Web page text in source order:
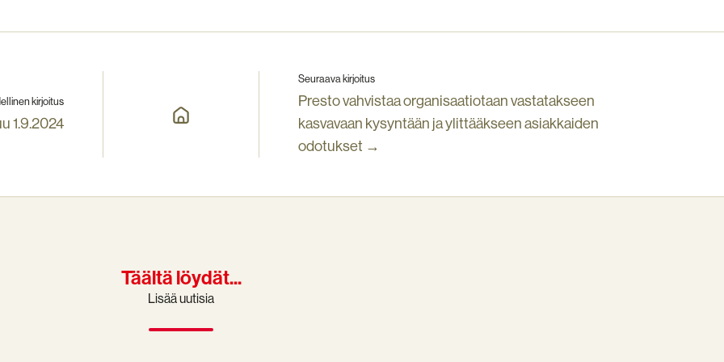
kirjoitus
1.9.2024
Seuraava kirjoitus
Presto vahvistaa organisaatiotaan vastatakseen
kasvavaan kysyntään ja ylittääkseen asiakkaiden
odotukset →
Täältä löydät...
Lisää uutisia